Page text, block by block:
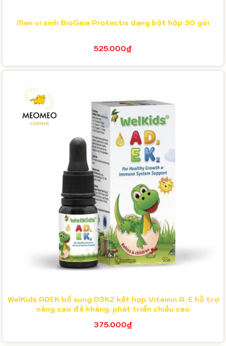
Men vi sinh BioGaia Protectis dạng bột hộp 30 gói
525.000₫
WelKids ADEK bổ sung D3K2 kết hợp Vitamin A, E hỗ trợ
nâng cao đề kháng, phát triển chiều cao
375.000₫